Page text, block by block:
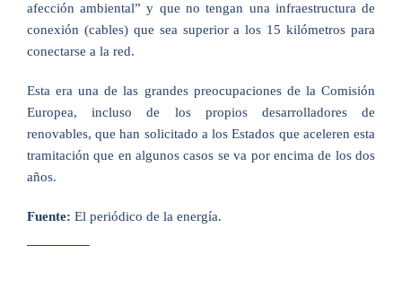
afección ambiental” y que no tengan una infraestructura de
conexión (cables) que sea superior a los 15 kilómetros para
conectarse a la red.
Esta era una de las grandes preocupaciones de la Comisión
Europea, incluso de los propios desarrolladores de
renovables, que han solicitado a los Estados que aceleren esta
tramitación que en algunos casos se va por encima de los dos
años.
Fuente: El periódico de la energía.